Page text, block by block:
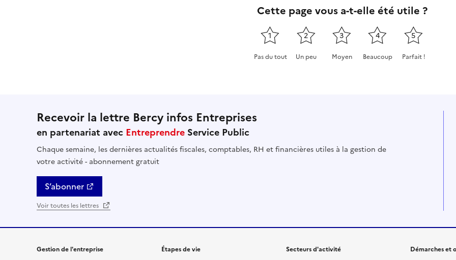
Cette page vous a-t-elle été utile ?
1
Pas du tout
2
Un peu
3
Moyen
4
Beaucoup
5
Parfait !
Recevoir la lettre Bercy infos Entreprises
en partenariat avec Entreprendre Service Public
Chaque semaine, les dernières actualités fiscales, comptables, RH et financières utiles à la gestion de
votre activité - abonnement gratuit
S’abonner
Voir toutes les lettres
Gestion de l'entreprise
Étapes de vie
Secteurs d'activité
Démarches et